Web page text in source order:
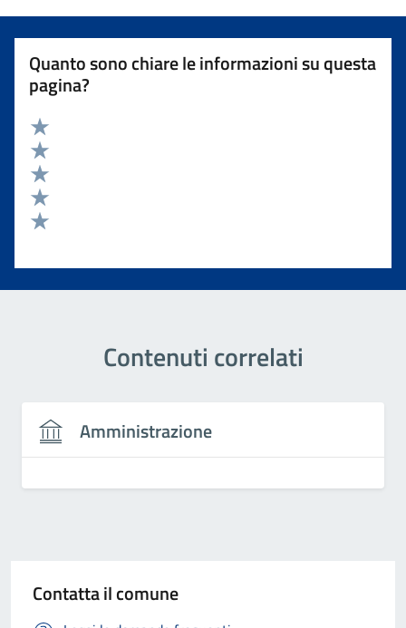
Quanto sono chiare le informazioni su questa
pagina?
Valuta 5 stelle su 5
Valuta 4 stelle su 5
Valuta 3 stelle su 5
Valuta 2 stelle su 5
Contenuti correlati
Amministrazione
Contatta il comune